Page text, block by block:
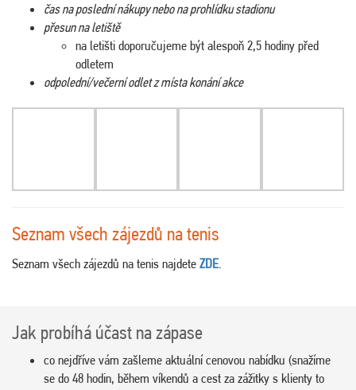
čas na poslední nákupy nebo na prohlídku stadionu
přesun na letiště
na letišti doporučujeme být alespoň 2,5 hodiny před
odletem
odpolední/večerní odlet z místa konání akce
Seznam všech zájezdů na tenis
Seznam všech zájezdů na tenis najdete ZDE
Jak probíhá účast na zápase
co nejdříve vám zašleme aktuální cenovou nabídku (snažíme
se do 48 hodin, během víkendů a cest za zážitky s klienty to